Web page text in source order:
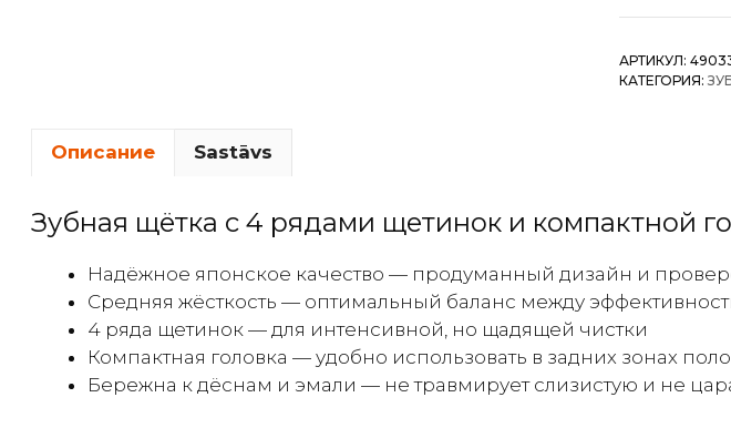
Lion
Systema
четырьмя
щетинок
(средней
жёсткости)
1шт
АРТИКУЛ:
КАТЕГОРИЯ:
Описание Sastāvs
Зубная щётка с 4 рядами щетинок и компактной
Надёжное японское качество — продуманный дизайн и
Средняя жёсткость — оптимальный баланс между
4 ряда щетинок — для интенсивной, но щадящей чистки
Компактная головка — удобно использовать в задних зонах
Бережна к дёснам и эмали — не травмирует слизистую и не